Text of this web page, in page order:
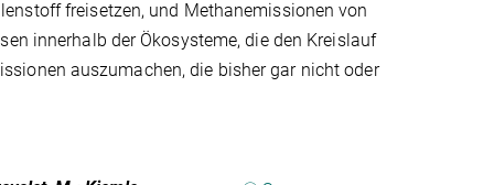
freisetzen, und Methanemissionen von
innerhalb der Ökosysteme, die den Kreislauf
auszumachen, die bisher gar nicht oder